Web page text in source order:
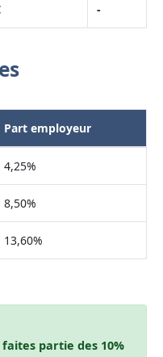
-
Part employeur
4,25%
8,50%
13,60%
faites partie des 10%